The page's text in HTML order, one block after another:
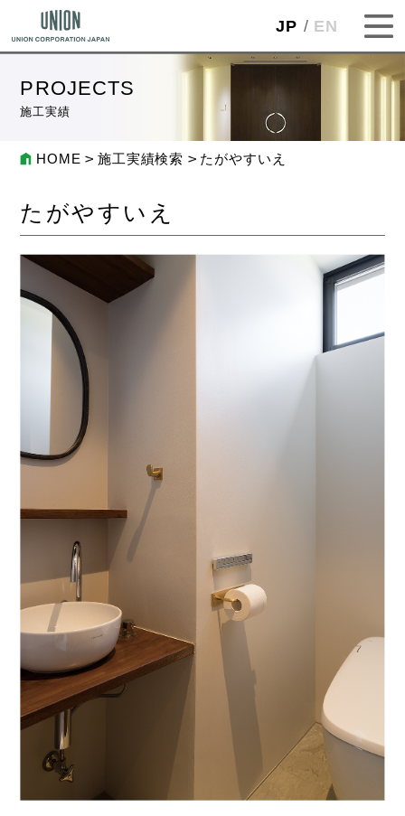
JP EN
PROJECTS
施工実績
HOME 施工実績検索 たがやすいえ
たがやすいえ